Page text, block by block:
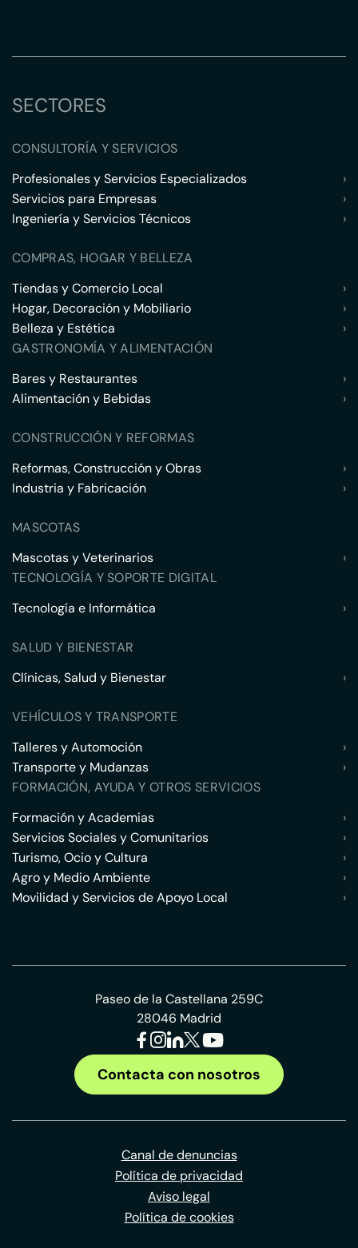
SECTORES
CONSULTORÍA Y SERVICIOS
Profesionales y Servicios Especializados
›
Servicios para Empresas
›
Ingeniería y Servicios Técnicos
›
COMPRAS, HOGAR Y BELLEZA
Tiendas y Comercio Local
›
Hogar, Decoración y Mobiliario
›
Belleza y Estética
›
GASTRONOMÍA Y ALIMENTACIÓN
Bares y Restaurantes
›
Alimentación y Bebidas
›
CONSTRUCCIÓN Y REFORMAS
Reformas, Construcción y Obras
›
Industria y Fabricación
›
MASCOTAS
Mascotas y Veterinarios
›
TECNOLOGÍA Y SOPORTE DIGITAL
Tecnología e Informática
›
SALUD Y BIENESTAR
Clínicas, Salud y Bienestar
›
VEHÍCULOS Y TRANSPORTE
Talleres y Automoción
›
Transporte y Mudanzas
›
FORMACIÓN, AYUDA Y OTROS SERVICIOS
Formación y Academias
›
Servicios Sociales y Comunitarios
›
Turismo, Ocio y Cultura
›
Agro y Medio Ambiente
›
Movilidad y Servicios de Apoyo Local
›
Paseo de la Castellana 259C
28046 Madrid
Contacta con nosotros
Canal de denuncias
Política de privacidad
Aviso legal
Política de cookies